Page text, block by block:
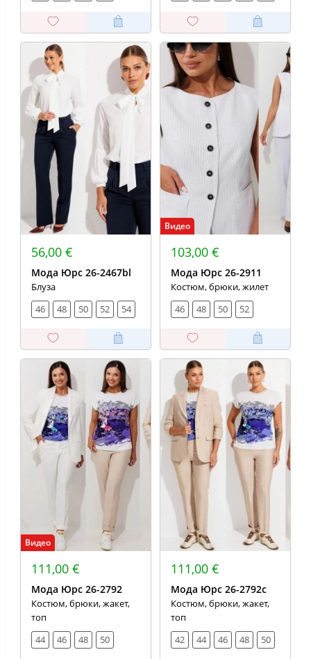
56,00 €
Мода Юрс 26-2467bl
Блуза
46
48 50 52 54
Видео
103,00 €
Мода Юрс 26-2911
Костюм, брюки, жилет
46
48 50 52
Видео
111,00 €
Мода Юрс 26-2792
Костюм, брюки, жакет,
топ
44
46 48 50
111,00 €
Мода Юрс 26-2792с
Костюм, брюки, жакет,
топ
42
44 46 48 50